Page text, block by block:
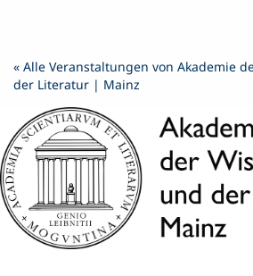
springen
« Alle Veranstaltungen von Akademie
der Literatur | Mainz